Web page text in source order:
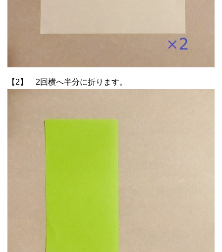
【2】 2回横へ半分に折ります。